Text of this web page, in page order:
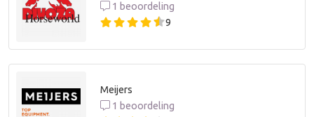
1 beoordeling
9
Meijers
1 beoordeling